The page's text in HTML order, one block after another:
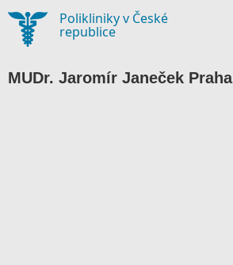
content
Polikliniky v České
republice
MUDr. Jaromír Janeček Praha